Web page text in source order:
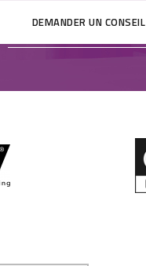
DEMANDER UN CONSEIL